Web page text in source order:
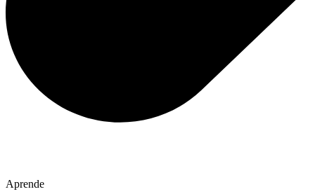
Aprende